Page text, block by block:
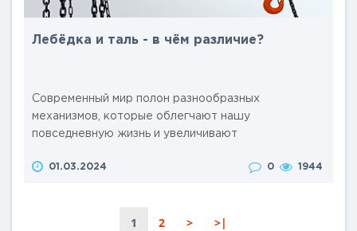
Лебёдка и таль - в чём различие?
Современный мир полон разнообразных
механизмов, которые облегчают нашу
повседневную жизнь и увеличивают
этого мира являются грузоподъемные устройства.
использовались еще в древности, и с тех пор они
01.03.2024 0 1944
1 2 > >|